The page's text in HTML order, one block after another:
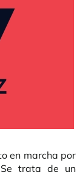
en marcha por
trata de un